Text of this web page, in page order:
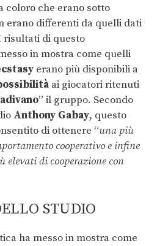
che erano sotto
erano differenti da quelli dati
di questo
in mostra come quelli
erano più disponibili a
ai giocatori ritenuti
” il gruppo. Secondo
Anthony Gabay, questo
di ottenere “una più
cooperativo e infine
elevati di cooperazione con
STUDIO
ha messo in mostra come